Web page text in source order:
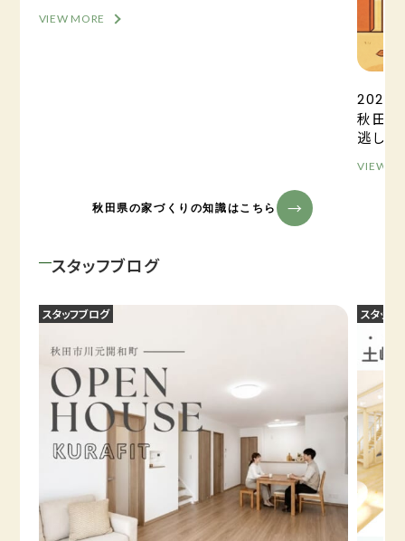
VIEW MORE
秋田の
逃しが
VIEW
秋田県の家づくりの知識はこちら
スタッフブログ
スタッフブログ スタッフ